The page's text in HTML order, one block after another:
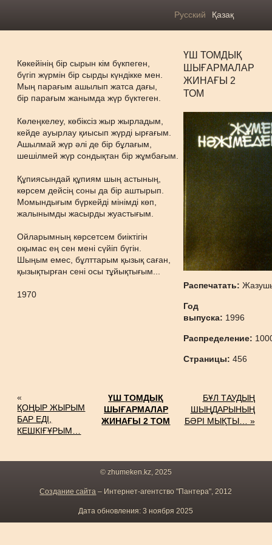
Русский Қазақ
Көкейінің бір сырын кім бүкпеген,
бүгіп жүрмін бір сырды күндікке мен.
Мың парағым ашылып жатса дағы,
бір парағым жанымда жүр бүктеген.
Көлеңкелеу, көбіксіз жыр жырладым,
кейде ауырлау қиысып жүрді ырғағым.
Ашылмай жүр әлі де бір бұлағым,
шешілмей жүр сондықтан бір жұмбағым.
Құпиясындай құпиям шың астының,
көрсем дейсің соны да бір аштырып.
Момындығым бүркейді мінімді көп,
жалынымды жасырды жуастығым.
Ойларымның көрсетсем биіктігін
оқымас ең сен мені сүйіп бүгін.
Шыңым емес, бұлттарым қызық саған,
қызықтырған сені осы тұйықтығым...
1970
ҮШ ТОМДЫҚ
ШЫҒАРМАЛАР
ЖИНАҒЫ 2
ТОМ
Распечатать:
Год
выпуска: 1996
Распределение:
Страницы:456
«
ҚОҢЫР ЖЫРЫМ
БАР ЕДІ,
КЕШКІҒҰРЫМ…
ҮШ ТОМДЫҚ
ШЫҒАРМАЛАР
ЖИНАҒЫ 2 ТОМ
БҰЛ ТАУДЫҢ
ШЫҢДАРЫНЫҢ
БӘРІ МЫҚТЫ… »
© zhumeken.kz, 2025
Создание сайта – Интернет-агентство "Пантера", 2012
Дата обновления: 3 ноября 2025